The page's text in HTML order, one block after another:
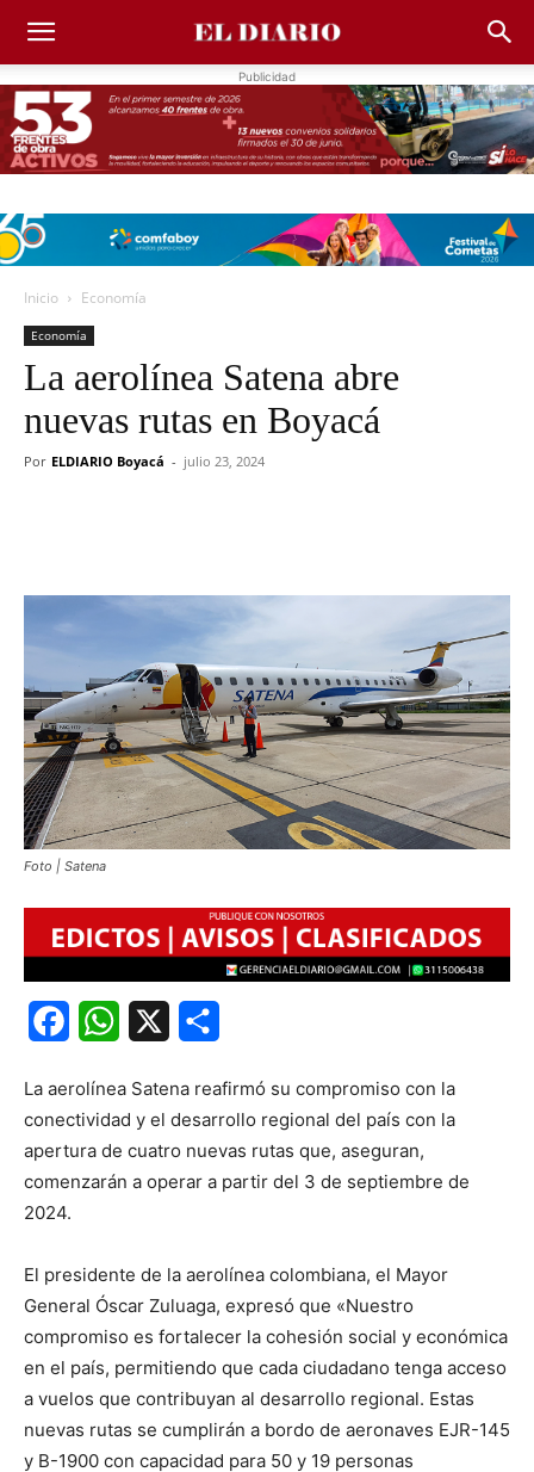
Publicidad
Inicio Economía
Economía
La aerolínea Satena abre
nuevas rutas en Boyacá
Por ELDIARIO Boyacá - julio 23, 2024
Foto | Satena
FacebookWhatsApp
La aerolínea Satena reafirmó su compromiso con la
conectividad y el desarrollo regional del país con la
apertura de cuatro nuevas rutas que, aseguran,
comenzarán a operar a partir del 3 de septiembre de
2024.
El presidente de la aerolínea colombiana, el Mayor
General Óscar Zuluaga, expresó que «Nuestro
compromiso es fortalecer la cohesión social y económica
en el país, permitiendo que cada ciudadano tenga acceso
a vuelos que contribuyan al desarrollo regional. Estas
nuevas rutas se cumplirán a bordo de aeronaves EJR-145
y B-1900 con capacidad para 50 y 19 personas